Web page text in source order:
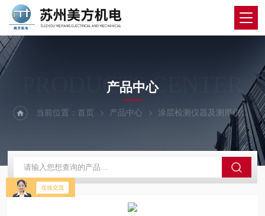
PRODUCTS CENTER
产品中心
当前位置：首页 产品中心 涂层检测仪器及测厚仪